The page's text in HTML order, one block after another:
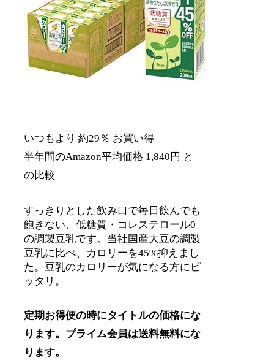
いつもより 約29％ お買い得
半年間のAmazon平均価格 1,840円 と
の比較
すっきりとした飲み口で毎日飲んでも
飽きない、低糖質・コレステロール0
の調製豆乳です。当社国産大豆の調製
豆乳に比べ、カロリーを45%抑えまし
た。豆乳のカロリーが気になる方にピ
ッタリ。
定期お得便の時にタイトルの価格にな
ります。プライム会員は送料無料にな
ります。